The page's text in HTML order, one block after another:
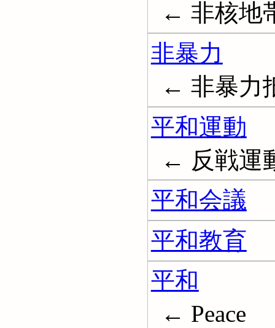
← 非核地
非暴力
← 非暴力
平和運動
← 反戦運
平和会議
平和教育
平和
← Peace